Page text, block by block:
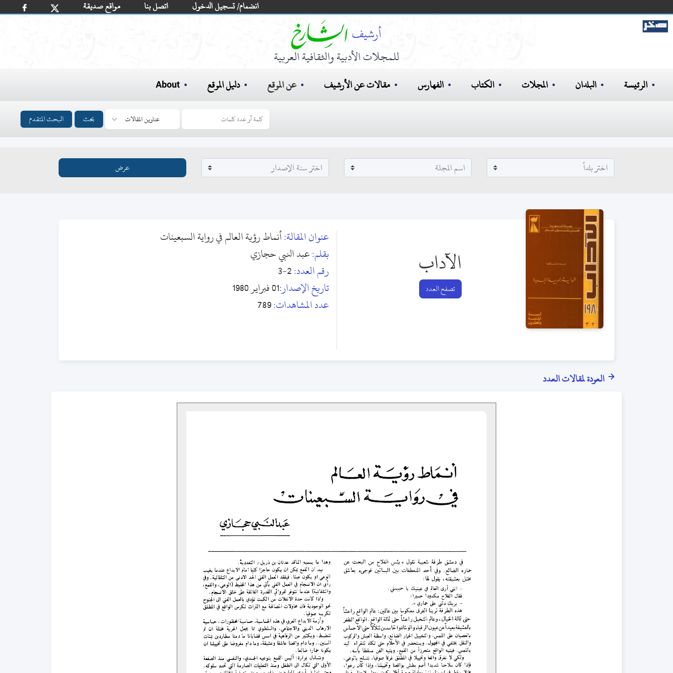
مواقع صديقة اتصل بنا انضمام/ تسجيل الدخول
للمجلات الأدبية والثقافية العربية
الرئيسة البلدان المجلات الكتاب الفهارس مقالات عن الأرشيف عن الموقع دليل الموقع About
بحث البحث المتقدم
الآداب
تصفح العدد
عنوان المقالة:أنماط رؤية العالم في رواية السبعينات
بقلم:عبد النبي حجازي
رقم العدد:2-3
تاريخ الإصدار:01 فبراير 1980
عدد المشاهدات:789
العودة لمقالات العدد